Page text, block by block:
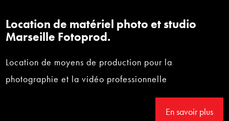
Location de matériel photo et studio
Marseille Fotoprod.
Location de moyens de production pour la
photographie et la vidéo professionnelle
En savoir plus